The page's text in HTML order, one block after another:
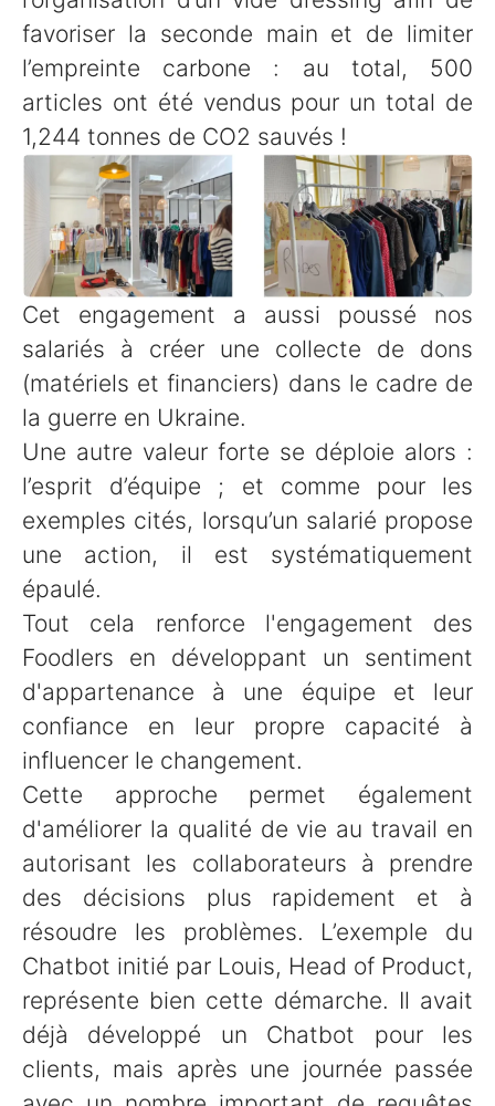
favoriser la seconde main et de limiter
l’empreinte carbone : au total, 500
articles ont été vendus pour un total de
1,244 tonnes de CO2 sauvés !
Cet engagement a aussi poussé nos
salariés à créer une collecte de dons
(matériels et financiers) dans le cadre de
la guerre en Ukraine.
Une autre valeur forte se déploie alors :
l’esprit d’équipe ; et comme pour les
exemples cités, lorsqu’un salarié propose
une action, il est systématiquement
épaulé.
Tout cela renforce l'engagement des
Foodlers en développant un sentiment
d'appartenance à une équipe et leur
confiance en leur propre capacité à
influencer le changement.
Cette approche permet également
d'améliorer la qualité de vie au travail en
autorisant les collaborateurs à prendre
des décisions plus rapidement et à
résoudre les problèmes. L’exemple du
Chatbot initié par Louis, Head of Product,
représente bien cette démarche. Il avait
déjà développé un Chatbot pour les
clients, mais après une journée passée